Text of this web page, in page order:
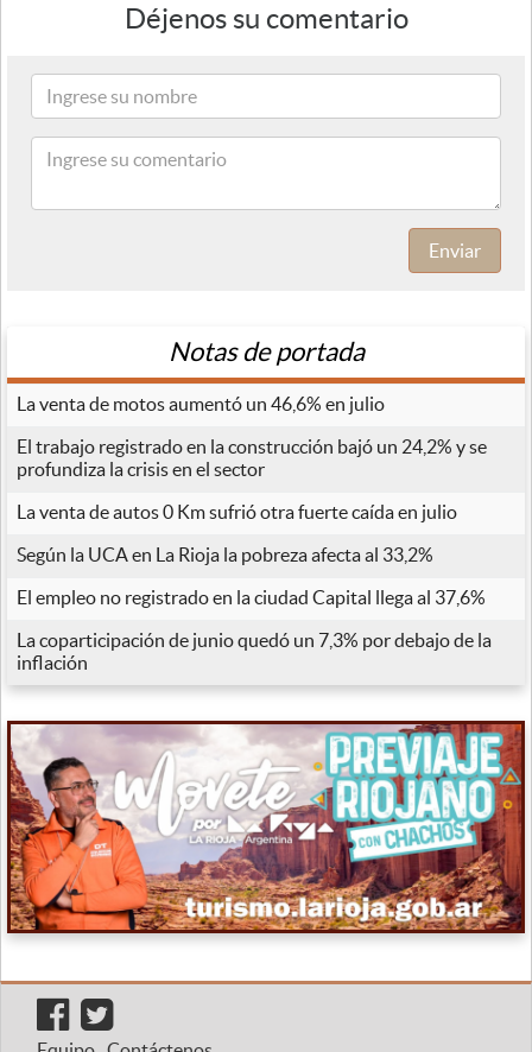
Déjenos su comentario
Enviar
Notas de portada
La venta de motos aumentó un 46,6% en julio
El trabajo registrado en la construcción bajó un 24,2% y se
profundiza la crisis en el sector
La venta de autos 0 Km sufrió otra fuerte caída en julio
Según la UCA en La Rioja la pobreza afecta al 33,2%
El empleo no registrado en la ciudad Capital llega al 37,6%
La coparticipación de junio quedó un 7,3% por debajo de la
inflación